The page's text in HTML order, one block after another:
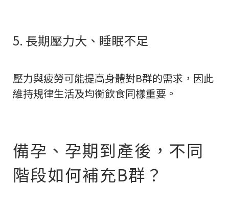
5. 長期壓力大、睡眠不足
壓力與疲勞可能提高身體對B群的需求，因此
維持規律生活及均衡飲食同樣重要。
備孕、孕期到產後，不同
階段如何補充B群？